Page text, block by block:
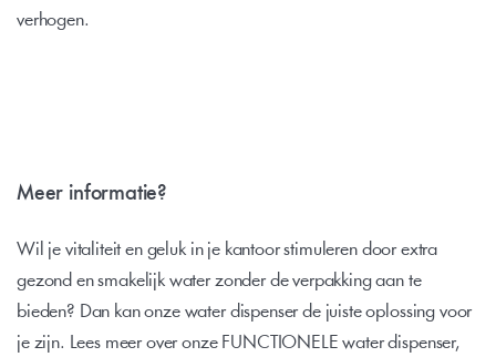
verhogen.
Meer informatie?
Wil je vitaliteit en geluk in je kantoor stimuleren door extra
gezond en smakelijk water zonder de verpakking aan te
bieden? Dan kan onze water dispenser de juiste oplossing voor
je zijn. Lees meer over onze FUNCTIONELE water dispenser,